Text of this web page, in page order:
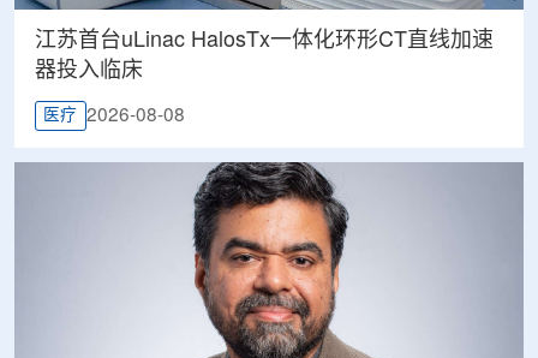
江苏首台uLinac HalosTx一体化环形CT直线加速
器投入临床
医疗 2026-08-08